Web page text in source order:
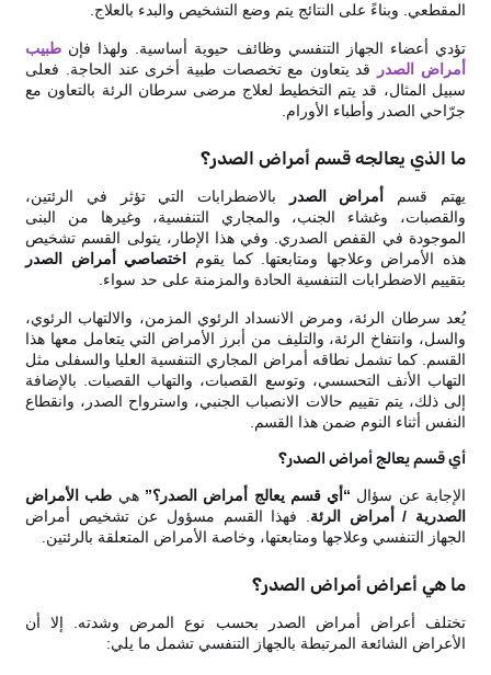
المقطعي. وبناءً على النتائج يتم وضع التشخيص والبدء بالعلاج.
تؤدي أعضاء الجهاز التنفسي وظائف حيوية أساسية. ولهذا فإن طبيب
أمراض الصدر
قد يتعاون مع تخصصات طبية أخرى عند الحاجة. فعلى
سبيل المثال، قد يتم التخطيط لعلاج مرضى سرطان الرئة بالتعاون مع
جرّاحي الصدر وأطباء الأورام.
ما الذي يعالجه قسم أمراض الصدر؟
يهتم قسم أمراض الصدر
بالاضطرابات التي تؤثر في الرئتين،
والقصبات، وغشاء الجنب، والمجاري التنفسية، وغيرها من البنى
الموجودة في القفص الصدري. وفي هذا الإطار، يتولى القسم تشخيص
هذه الأمراض وعلاجها ومتابعتها. كما يقوم
اختصاصي أمراض الصدر
بتقييم الاضطرابات التنفسية الحادة والمزمنة على حد سواء.
يُعد سرطان الرئة، ومرض الانسداد الرئوي المزمن، والالتهاب الرئوي،
والسل، وانتفاخ الرئة، والتليف من أبرز الأمراض التي يتعامل معها هذا
القسم. كما تشمل نطاقه أمراض المجاري التنفسية العليا والسفلى مثل
التهاب الأنف التحسسي، وتوسع القصبات، والتهاب القصبات. بالإضافة
إلى ذلك، يتم تقييم حالات الانصباب الجنبي، واسترواح الصدر، وانقطاع
النفس أثناء النوم ضمن هذا القسم.
أي قسم يعالج أمراض الصدر؟
الإجابة عن سؤال “أي قسم يعالج أمراض الصدر؟” هي طب الأمراض
الصدرية / أمراض الرئة . فهذا القسم مسؤول عن تشخيص أمراض
الجهاز التنفسي وعلاجها ومتابعتها، وخاصة الأمراض المتعلقة بالرئتين.
ما هي أعراض أمراض الصدر؟
تختلف أعراض أمراض الصدر بحسب نوع المرض وشدته. إلا أن
الأعراض الشائعة المرتبطة بالجهاز التنفسي تشمل ما يلي: